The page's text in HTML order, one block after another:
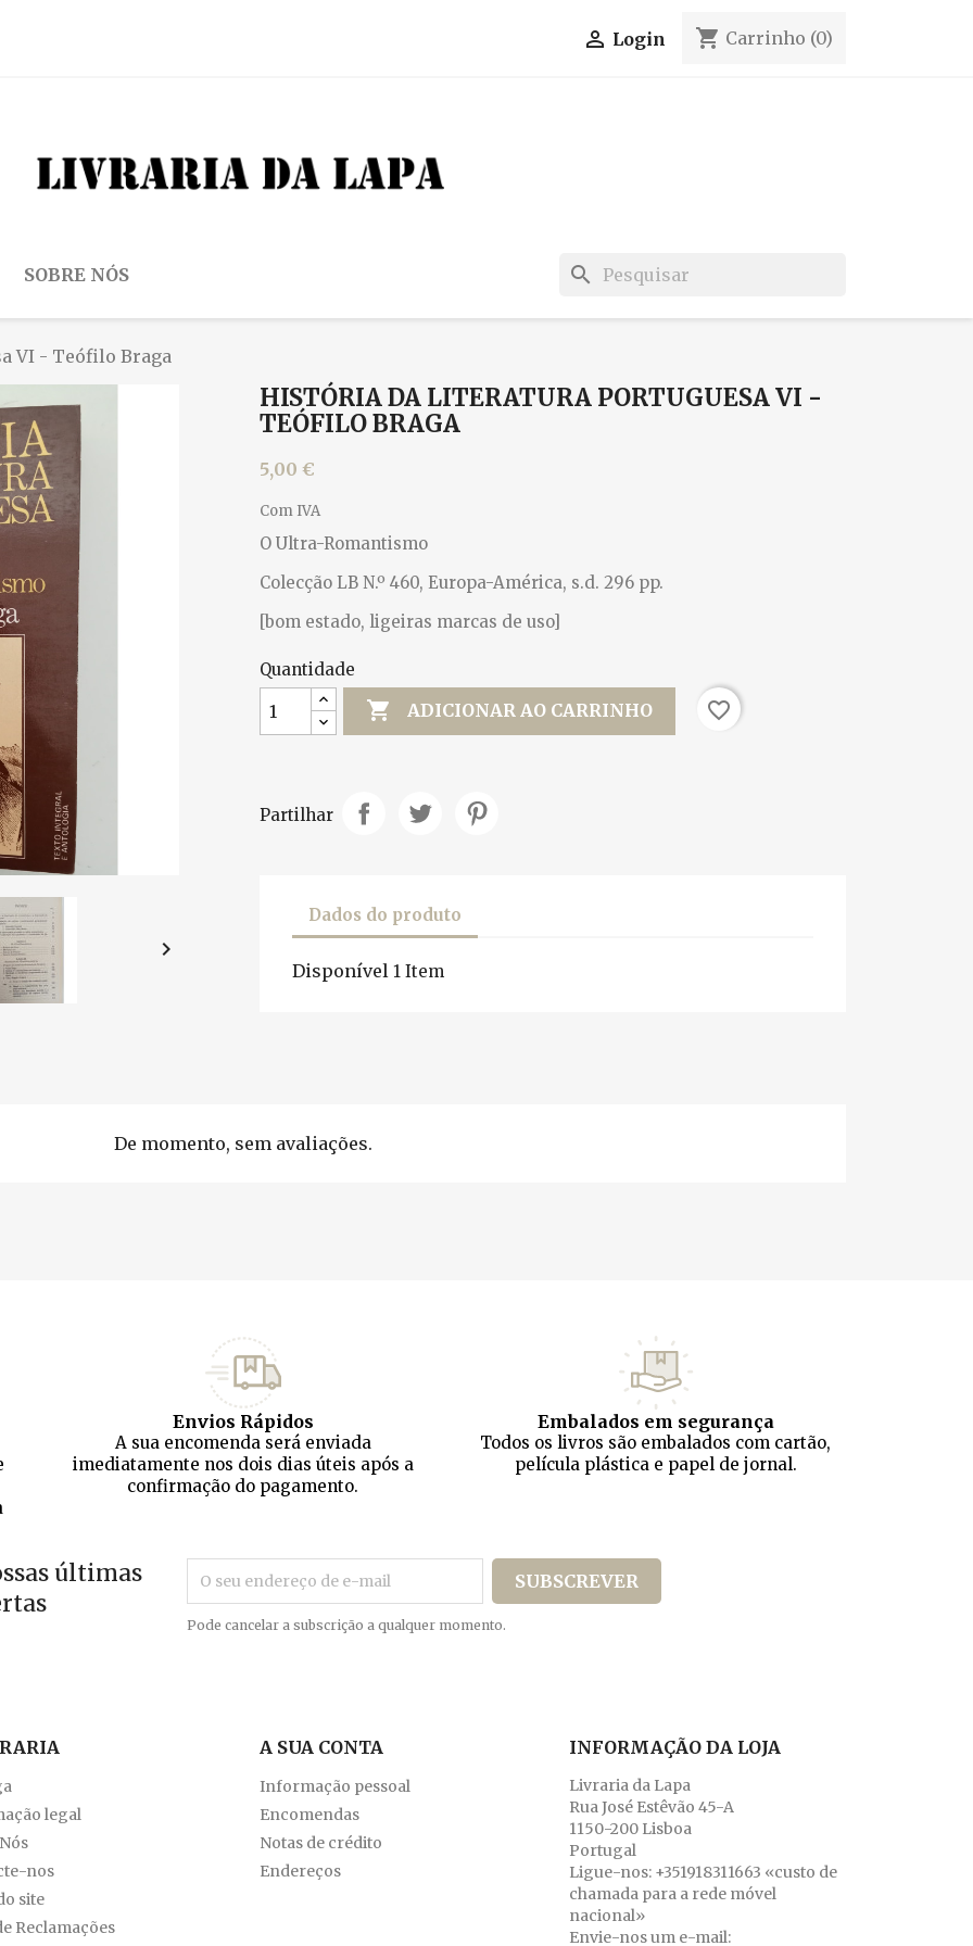
 Login shopping_cart Carrinho (0)
SOBRE NÓS search
VI - Teófilo Braga

HISTÓRIA DA LITERATURA PORTUGUESA VI -
TEÓFILO BRAGA
5,00 €
Com IVA
O Ultra-Romantismo
Colecção LB N.º 460, Europa-América, s.d. 296 pp.
[bom estado, ligeiras marcas de uso]
Quantidade
 ADICIONAR AO CARRINHO favorite_border
Partilhar
Dados do produto
Disponível 1 Item
De momento, sem avaliações.
Envios Rápidos
A sua encomenda será enviada
imediatamente nos dois dias úteis após a
confirmação do pagamento.
Embalados em segurança
Todos os livros são embalados com cartão,
película plástica e papel de jornal.
últimas
Pode cancelar a subscrição a qualquer momento.
legal
nos
site
Reclamações
A SUA CONTA
Informação pessoal
Encomendas
Notas de crédito
Endereços
INFORMAÇÃO DA LOJA
Livraria da Lapa
Rua José Estêvão 45-A
1150-200 Lisboa
Portugal
Ligue-nos: +351918311663 «custo de
chamada para a rede móvel
nacional»
Envie-nos um e-mail: